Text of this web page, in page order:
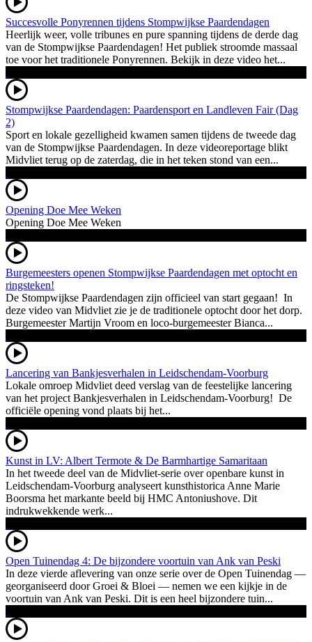
Succesvolle Ponyrennen tijdens Stompwijkse Paardendagen
Heerlijk weer, volle tribunes en pure spanning tijdens de derde dag
van de Stompwijkse Paardendagen! Het publiek stroomde massaal
toe voor het traditionele Ponyrennen. Bekijk in deze video het...
Stompwijkse Paardendagen: Paardensport en Landleven Fair (Dag
2)
Sport en lokale gezelligheid kwamen samen tijdens de tweede dag
van de Stompwijkse Paardendagen. In deze videoreportage blikt
Midvliet terug op de zaterdag, die in het teken stond van een...
Opening Doe Mee Weken
Opening Doe Mee Weken
Burgemeesters openen Stompwijkse Paardendagen met optocht en
ringsteken!
De Stompwijkse Paardendagen zijn officieel van start gegaan! In
deze video van Midvliet zie je de traditionele optocht door het dorp.
Burgemeester Martijn Vroom en loco-burgemeester Bianca...
Lancering van Bankjesverhalen in Leidschendam-Voorburg
Lokale omroep Midvliet deed verslag van de feestelijke lancering
van het project Bankjesverhalen in Leidschendam-Voorburg! De
officiële opening vond plaats bij het...
Kunst in LV: Albert Termote & De Barmhartige Samaritaan
In het tweede deel van de Midvliet-serie over openbare kunst in
Leidschendam-Voorburg analyseert kunsthistorica Anne Marie
Boorsma het markante beeld bij HMC Antoniushove. Dit
indrukwekkende werk...
Open Tuinendag 4: De bijzondere voortuin van Ank van Peski
In deze vierde aflevering van onze serie over de Open Tuinendag —
georganiseerd door Groei & Bloei — nemen we een kijkje in de
voortuin van Ank van Peski. Dit is een heel bijzondere tuin...